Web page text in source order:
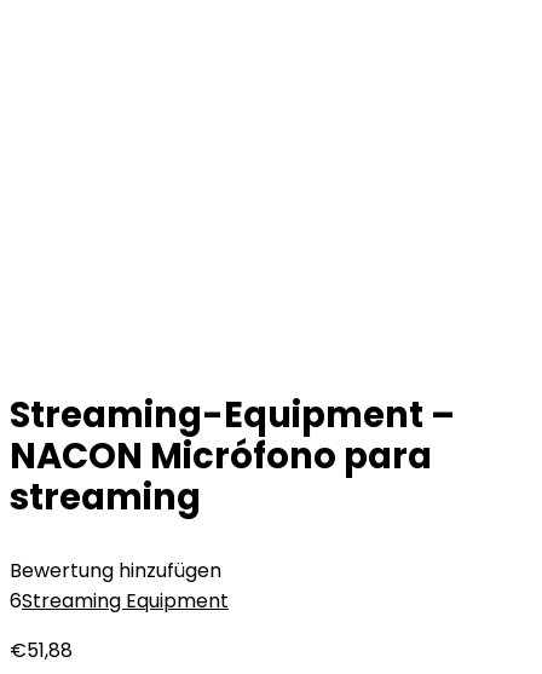
Streaming-Equipment –
NACON Micrófono para
streaming
Bewertung hinzufügen
6Streaming Equipment
€51,88